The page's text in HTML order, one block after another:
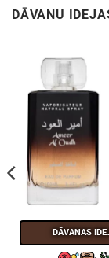
DĀVANU
DĀVANAS